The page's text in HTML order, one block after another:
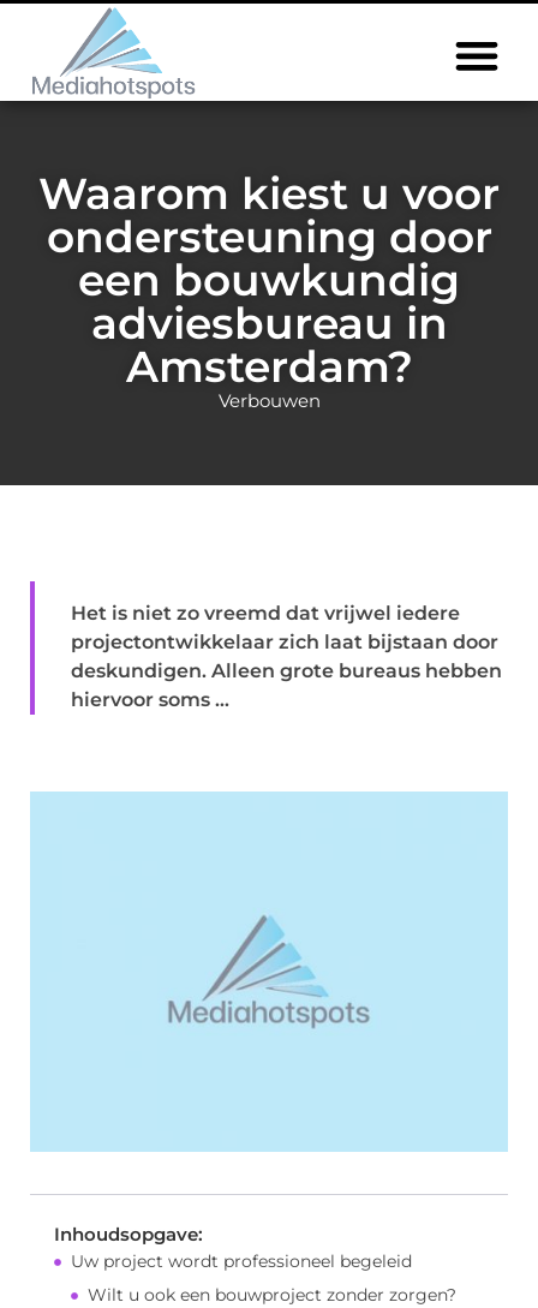
Waarom kiest u voor
ondersteuning door
een bouwkundig
adviesbureau in
Amsterdam?
Verbouwen
Het is niet zo vreemd dat vrijwel iedere
projectontwikkelaar zich laat bijstaan door
deskundigen. Alleen grote bureaus hebben
hiervoor soms ...
Inhoudsopgave:
Uw project wordt professioneel begeleid
Wilt u ook een bouwproject zonder zorgen?